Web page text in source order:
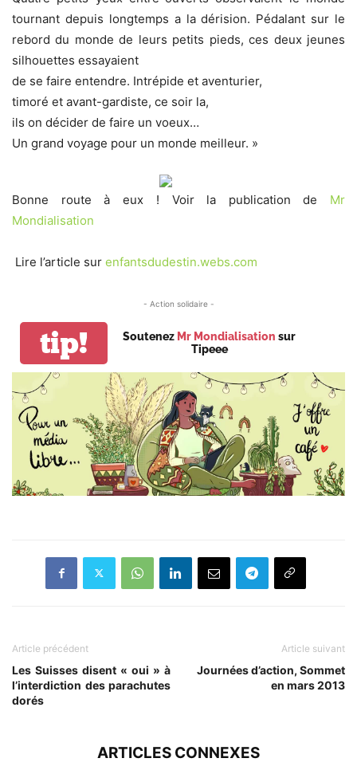
tournant depuis longtemps a la dérision. Pédalant sur le
rebord du monde de leurs petits pieds, ces deux jeunes
silhouettes essayaient
de se faire entendre. Intrépide et aventurier,
timoré et avant-gardiste, ce soir la,
ils on décider de faire un voeux…
Un grand voyage pour un monde meilleur. »
Bonne route à eux ! Voir la publication de Mr
Mondialisation
Lire l’article sur enfantsdudestin.webs.com
- Action solidaire -
tip! Soutenez Mr Mondialisation sur
Tipeee
Article précédent
Les Suisses disent « oui » à
l’interdiction des parachutes
dorés
Article suivant
Journées d’action, Sommet
en mars 2013
ARTICLES CONNEXES